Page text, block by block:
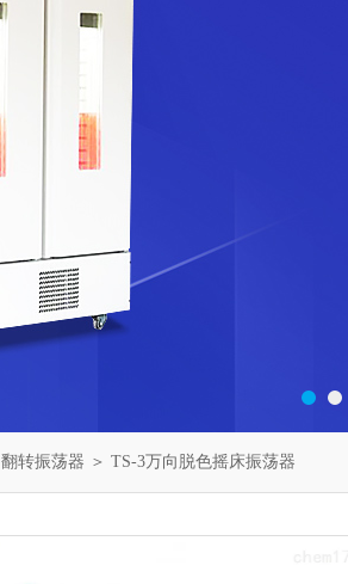
翻转振荡器 ＞ TS-3万向脱色摇床振荡器